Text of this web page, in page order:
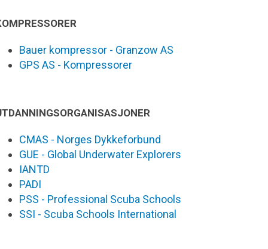
Bauer kompressor - Granzow AS
GPS AS - Kompressorer
CMAS - Norges Dykkeforbund
GUE - Global Underwater Explorers
IANTD
PADI
PSS - Professional Scuba Schools
SSI - Scuba Schools International